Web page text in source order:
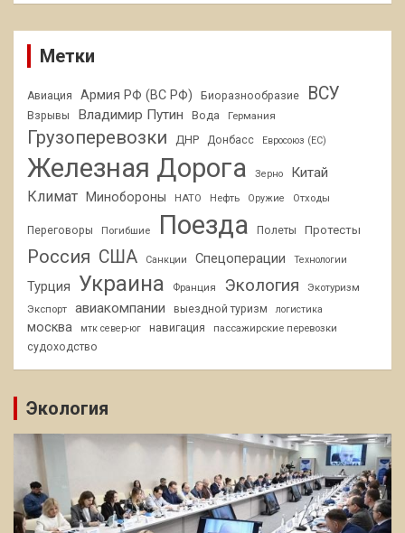
Метки
Авиация Армия РФ (ВС РФ) Биоразнообразие ВСУ
Взрывы Владимир Путин Вода Германия
Грузоперевозки ДНР Донбасс Евросоюз (ЕС)
Железная Дорога Зерно Китай
Климат Минобороны НАТО Нефть Оружие Отходы
Переговоры Погибшие Поезда Полеты Протесты
Россия США Санкции Спецоперации Технологии
Турция Украина Франция Экология
Экотуризм
Экспорт
авиакомпании выездной туризм логистика
москва мтк север-юг навигация
пассажирские перевозки
судоходство
Экология